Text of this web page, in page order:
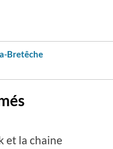
Bretêche
et la chaine